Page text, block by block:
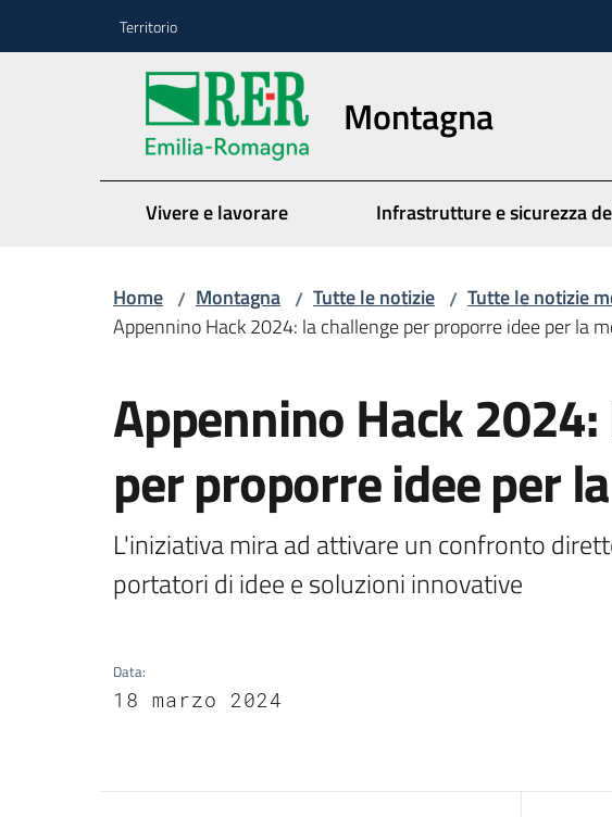
Territorio
Montagna
Vivere e lavorare Infrastrutture e sicurezza
Home / Montagna / Tutte le notizie / Tutte le notizie
Appennino Hack 2024: la challenge per proporre idee per la
Appennino Hack
per proporre idee per
L'iniziativa mira ad attivare un confronto
portatori di idee e soluzioni innovative
Data:
18 marzo 2024